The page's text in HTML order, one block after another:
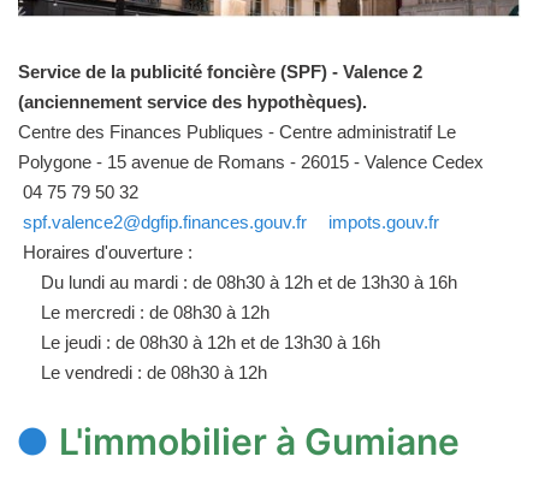
Service de la publicité foncière (SPF) - Valence 2
(anciennement service des hypothèques).
Centre des Finances Publiques - Centre administratif Le
Polygone - 15 avenue de Romans - 26015 - Valence Cedex
04 75 79 50 32
spf.valence2@dgfip.finances.gouv.fr
impots.gouv.fr
Horaires d'ouverture :
Du lundi au mardi : de 08h30 à 12h et de 13h30 à 16h
Le mercredi : de 08h30 à 12h
Le jeudi : de 08h30 à 12h et de 13h30 à 16h
Le vendredi : de 08h30 à 12h
L'immobilier à Gumiane